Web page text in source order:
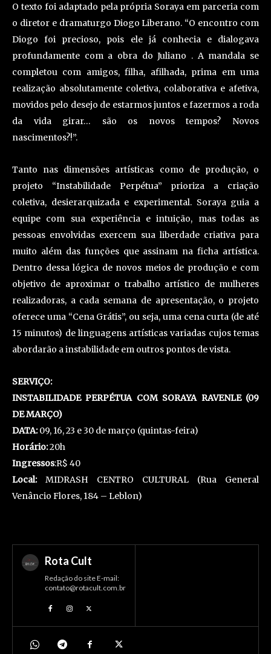
O texto foi adaptado pela própria Soraya em parceria com
o diretor e dramaturgo Diogo Liberano. “O encontro com
Diogo foi precioso, pois ele já conhecia e dialogava
profundamente com a obra do Juliano . A mandala se
completou com amigos, filha, afilhada, prima em uma
realização absolutamente coletiva, colaborativa e afetiva,
movidos pelo desejo de estarmos juntos e fazermos a roda
da vida girar… são os novos tempos? Novos
nascimentos?!”.
Tanto nas dimensões artísticas como de produção, o
projeto “Instabilidade Perpétua” prioriza a criação
coletiva, desierarquizada e experimental. Soraya guia a
equipe com sua experiência e intuição, mas todas as
pessoas envolvidas exercem sua liberdade criativa para
muito além das funções que assinam na ficha artística.
Dentro dessa lógica de novos meios de produção e com
objetivo de aproximar o trabalho artístico de mulheres
realizadoras, a cada semana de apresentação, o projeto
oferece uma “Cena Grátis”, ou seja, uma cena curta (de até
15 minutos) de linguagens artísticas variadas cujos temas
abordarão a instabilidade em outros pontos de vista.
SERVIÇO:
INSTABILIDADE PERPÉTUA COM SORAYA RAVENLE (09
DE MARÇO)
DATA:09, 16, 23 e 30 de março (quintas-feira)
Horário:20h
Ingressos:R$ 40
Local:MIDRASH CENTRO CULTURAL (Rua General
Venâncio Flores, 184 – Leblon)
Rota Cult
Redação do site E-mail:
contato@rotacult.com.br